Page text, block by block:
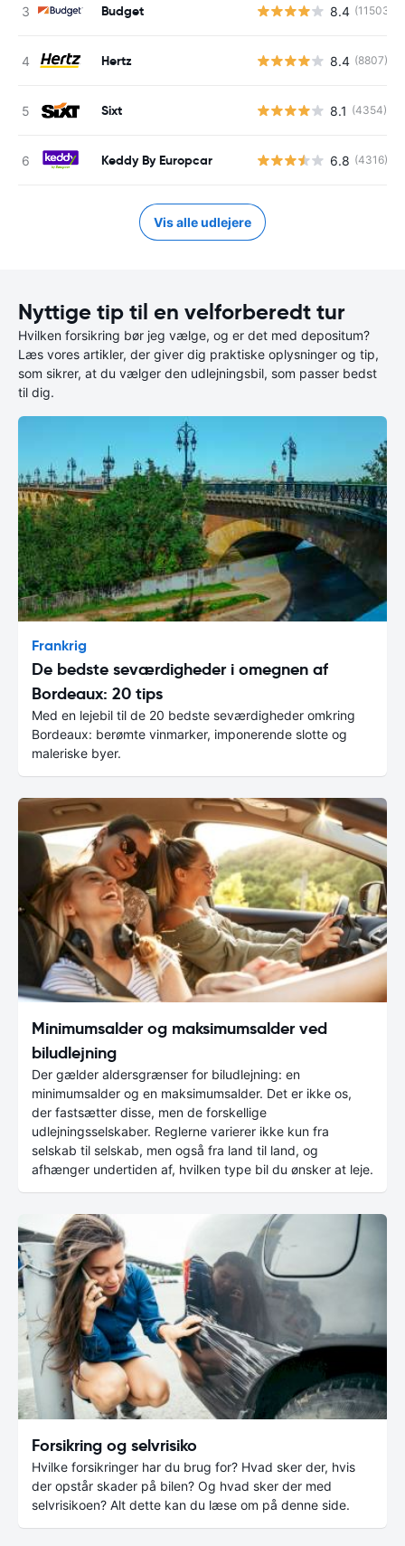
Budget 8.4 (11503)
Hertz 8.4 (8807)
Sixt 8.1 (4354)
Keddy By Europcar 6.8 (4316)
Vis alle udlejere
Nyttige tip til en velforberedt tur
Hvilken forsikring bør jeg vælge, og er det med depositum?
Læs vores artikler, der giver dig praktiske oplysninger og tip,
som sikrer, at du vælger den udlejningsbil, som passer bedst
til dig.
Frankrig
De bedste seværdigheder i omegnen af
Bordeaux: 20 tips
Med en lejebil til de 20 bedste seværdigheder omkring
Bordeaux: berømte vinmarker, imponerende slotte og
maleriske byer.
Minimumsalder og maksimumsalder ved
biludlejning
Der gælder aldersgrænser for biludlejning: en
minimumsalder og en maksimumsalder. Det er ikke os,
der fastsætter disse, men de forskellige
udlejningsselskaber. Reglerne varierer ikke kun fra
selskab til selskab, men også fra land til land, og
afhænger undertiden af, hvilken type bil du ønsker at leje.
Forsikring og selvrisiko
Hvilke forsikringer har du brug for? Hvad sker der, hvis
der opstår skader på bilen? Og hvad sker der med
selvrisikoen? Alt dette kan du læse om på denne side.